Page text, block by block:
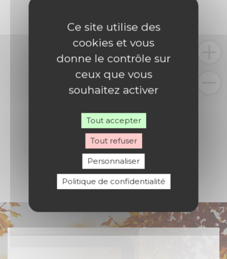
Ce site utilise des
cookies et vous
donne le contrôle sur
ceux que vous
souhaitez activer
Tout accepter
Tout refuser
Personnaliser
Politique de confidentialité